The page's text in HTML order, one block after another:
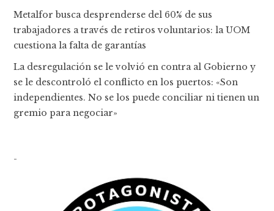
Metalfor busca desprenderse del 60% de sus
trabajadores a través de retiros voluntarios: la UOM
cuestiona la falta de garantías
La desregulación se le volvió en contra al Gobierno y
se le descontroló el conflicto en los puertos: «Son
independientes. No se los puede conciliar ni tienen un
gremio para negociar»
-